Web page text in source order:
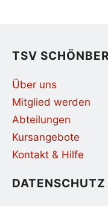
TSV
Über uns
Mitglied werden
Abteilungen
Kursangebote
Kontakt & Hilfe
DATENSCHUTZ